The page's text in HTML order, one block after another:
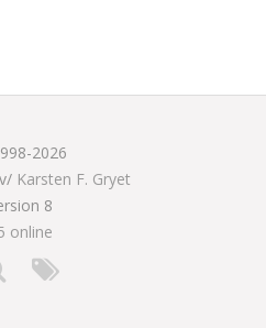
2026
Karsten F. Gryet
8
online